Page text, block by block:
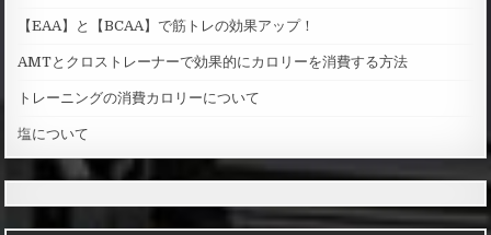
【EAA】と【BCAA】で筋トレの効果アップ！
AMTとクロストレーナーで効果的にカロリーを消費する方法
トレーニングの消費カロリーについて
塩について